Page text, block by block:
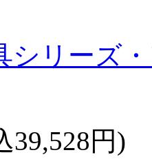
シリーズ
39,528円)